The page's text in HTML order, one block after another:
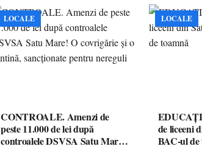
a unităților de învățământ
preuniversitar, finanțat prin
PNRR
LOCALE
CONTROALE. Amenzi de
peste 11.000 de lei după
controalele DSVSA Satu Mare!
LOCALE
de liceeni
BAC-ul